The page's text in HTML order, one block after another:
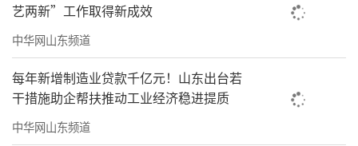
艺两新”工作取得新成效
中华网山东频道
每年新增制造业贷款千亿元！山东出台若
干措施助企帮扶推动工业经济稳进提质
中华网山东频道